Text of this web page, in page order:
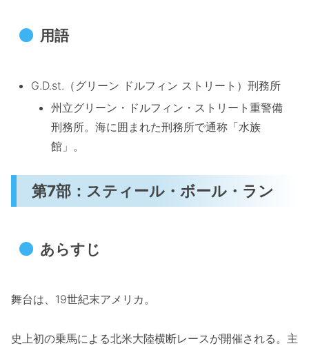
用語
G.D.st.（グリーン ドルフィン ストリート）刑務所
州立グリーン・ドルフィン・ストリート重警備
刑務所。海に囲まれた刑務所で通称「水族
館」。
第7部：スティール・ボール・ラン
あらすじ
舞台は、19世紀末アメリカ。
史上初の乗馬による北米大陸横断レースが開催される。主